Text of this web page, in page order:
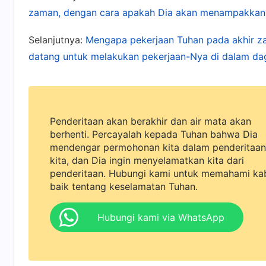
manusia menuju kerajaan pada akhir zaman,
Tuhan, "Hanya Kristus Akhir Zaman yang Bisa
masuk ke dalam kerajaan surga. Jika
Tuhan. Ini otoritas yang dimanifestasikan
Nya yang kedua, Dia berinkarnasi dalam
telah mencapai sebanyak ini. Jika masih ada
tanpa mengalami pekerjaan Tuhan di akhir
pernah terwujud.
Jika Tuhan benar-benar datang sebagai
Dia akan datang dengan awan supaya
zaman, dengan cara apakah Dia akan
Selanjutnya: Mengapa pekerjaan Tuhan pada akhir
datang untuk melakukan pekerjaan-Nya di dalam
Penderitaan akan berakhir dan air mata akan
berhenti. Percayalah kepada Tuhan bahwa Dia
mendengar permohonan kita dalam penderitaan
kita, dan Dia ingin menyelamatkan kita dari
penderitaan. Hubungi kami untuk memahami
baik tentang keselamatan Tuhan.
Hubungi kami via WhatsApp